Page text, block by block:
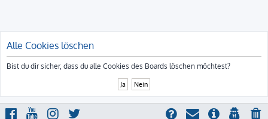
Alle Cookies löschen
Bist du dir sicher, dass du alle Cookies des Boards löschen möchtest?